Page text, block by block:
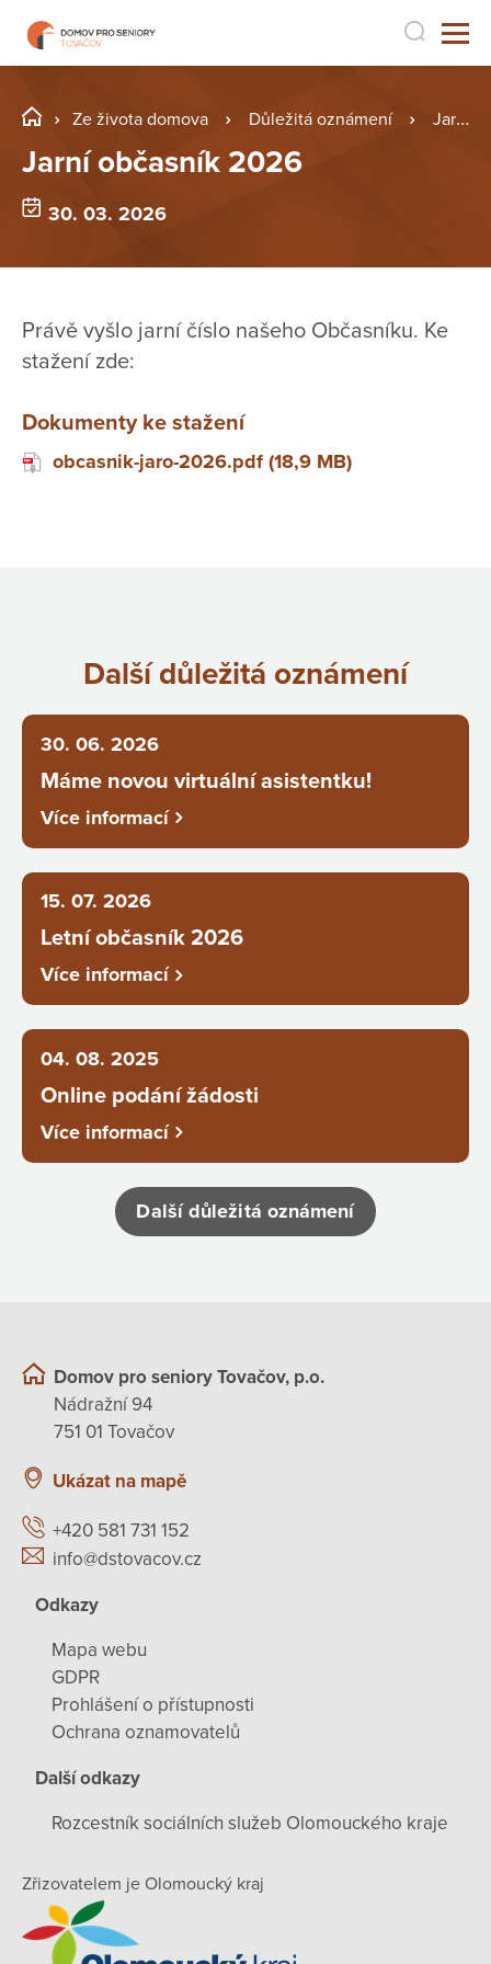
Ze života domova Důležitá oznámení Jarní občasník 2026
Jarní občasník 2026
30. 03. 2026
Právě vyšlo jarní číslo našeho Občasníku. Ke
stažení zde:
Dokumenty ke stažení
obcasnik-jaro-2026.pdf (18,9 MB)
Další důležitá oznámení
30. 06. 2026
Máme novou virtuální asistentku!
Více informací
15. 07. 2026
Letní občasník 2026
Více informací
04. 08. 2025
Online podání žádosti
Více informací
Další důležitá oznámení
Domov pro seniory Tovačov, p.o.
Nádražní 94
751 01 Tovačov
Ukázat na mapě
+420 581 731 152
info@dstovacov.cz
Odkazy
Mapa webu
GDPR
Prohlášení o přístupnosti
Ochrana oznamovatelů
Další odkazy
Rozcestník sociálních služeb Olomouckého kraje
Zřizovatelem je Olomoucký kraj